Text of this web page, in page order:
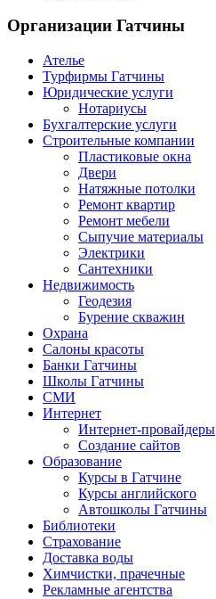
Организации Гатчины
Ателье
Турфирмы Гатчины
Юридические услуги
Нотариусы
Бухгалтерские услуги
Строительные компании
Пластиковые окна
Двери
Натяжные потолки
Ремонт квартир
Ремонт мебели
Сыпучие материалы
Электрики
Сантехники
Недвижимость
Геодезия
Бурение скважин
Охрана
Салоны красоты
Банки Гатчины
Школы Гатчины
СМИ
Интернет
Интернет-провайдеры
Создание сайтов
Образование
Курсы в Гатчине
Курсы английского
Автошколы Гатчины
Библиотеки
Страхование
Доставка воды
Химчистки, прачечные
Рекламные агентства